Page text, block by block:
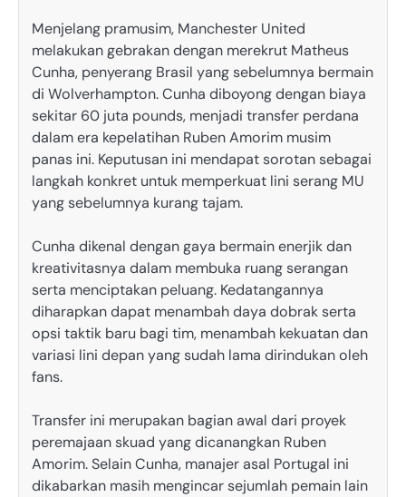
Menjelang pramusim, Manchester United
melakukan gebrakan dengan merekrut Matheus
Cunha, penyerang Brasil yang sebelumnya bermain
di Wolverhampton. Cunha diboyong dengan biaya
sekitar 60 juta pounds, menjadi transfer perdana
dalam era kepelatihan Ruben Amorim musim
panas ini. Keputusan ini mendapat sorotan sebagai
langkah konkret untuk memperkuat lini serang MU
yang sebelumnya kurang tajam.
Cunha dikenal dengan gaya bermain enerjik dan
kreativitasnya dalam membuka ruang serangan
serta menciptakan peluang. Kedatangannya
diharapkan dapat menambah daya dobrak serta
opsi taktik baru bagi tim, menambah kekuatan dan
variasi lini depan yang sudah lama dirindukan oleh
fans.
Transfer ini merupakan bagian awal dari proyek
peremajaan skuad yang dicanangkan Ruben
Amorim. Selain Cunha, manajer asal Portugal ini
dikabarkan masih mengincar sejumlah pemain lain